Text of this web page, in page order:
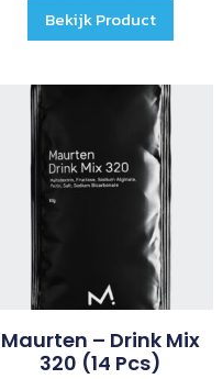
Bekijk Product
Maurten – Drink Mix
320 (14 Pcs)